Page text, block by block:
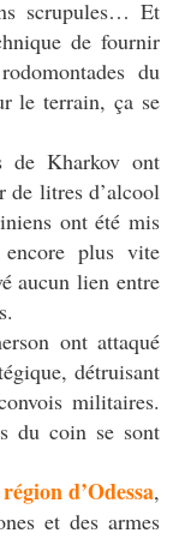
scrupules… Et
de fournir
du
le terrain, ça se
de Kharkov ont
de litres d’alcool
ont été mis
plus vite
aucun lien entre
ont attaqué
détruisant
militaires.
du coin se sont
d’Odessa,
et des armes